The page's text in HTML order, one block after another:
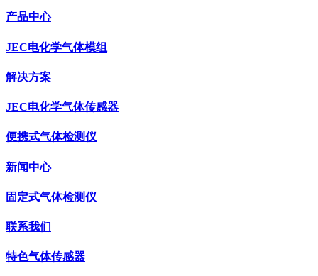
产品中心
JEC电化学气体模组
解决方案
JEC电化学气体传感器
便携式气体检测仪
新闻中心
固定式气体检测仪
联系我们
特色气体传感器